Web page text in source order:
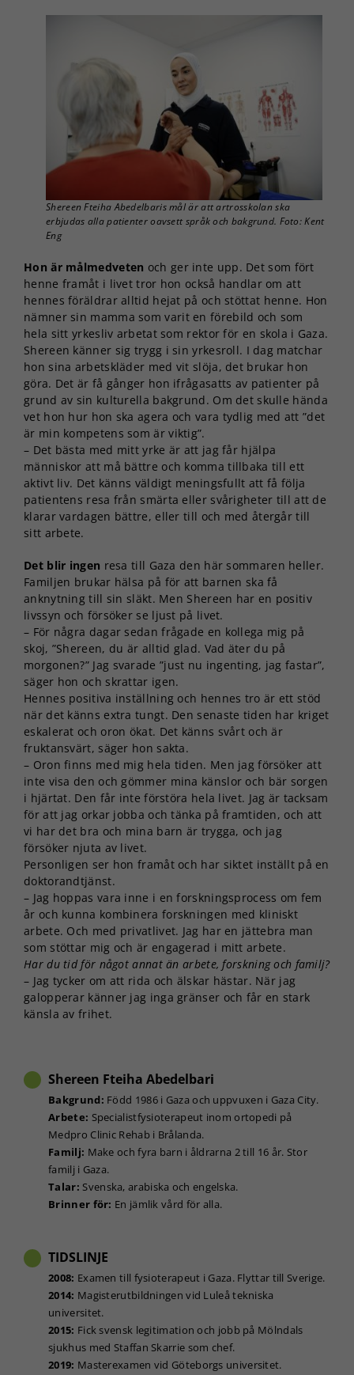
Shereen Fteiha Abedelbaris mål är att artrosskolan ska
erbjudas alla patienter oavsett språk och bakgrund. Foto: Kent
Eng
Hon är målmedveten och ger inte upp. Det som fört
henne framåt i livet tror hon också handlar om att
hennes föräldrar alltid hejat på och stöttat henne. Hon
nämner sin mamma som varit en förebild och som
hela sitt yrkesliv arbetat som rektor för en skola i Gaza.
Shereen känner sig trygg i sin yrkesroll. I dag matchar
hon sina arbetskläder med vit slöja, det brukar hon
göra. Det är få gånger hon ifrågasatts av patienter på
grund av sin kulturella bakgrund. Om det skulle hända
vet hon hur hon ska agera och vara tydlig med att ”det
är min kompetens som är viktig”.
– Det bästa med mitt yrke är att jag får hjälpa
människor att må bättre och komma tillbaka till ett
aktivt liv. Det känns väldigt meningsfullt att få följa
patientens resa från smärta eller svårigheter till att de
klarar vardagen bättre, eller till och med återgår till
sitt arbete.
Det blir ingen resa till Gaza den här sommaren heller.
Familjen brukar hälsa på för att barnen ska få
anknytning till sin släkt. Men Shereen har en positiv
livssyn och försöker se ljust på livet.
– För några dagar sedan frågade en kollega mig på
skoj, ”Shereen, du är alltid glad. Vad äter du på
morgonen?” Jag svarade ”just nu ingenting, jag fastar”,
säger hon och skrattar igen.
Hennes positiva inställning och hennes tro är ett stöd
när det känns extra tungt. Den senaste tiden har kriget
eskalerat och oron ökat. Det känns svårt och är
fruktansvärt, säger hon sakta.
– Oron finns med mig hela tiden. Men jag försöker att
inte visa den och gömmer mina känslor och bär sorgen
i hjärtat. Den får inte förstöra hela livet. Jag är tacksam
för att jag orkar jobba och tänka på framtiden, och att
vi har det bra och mina barn är trygga, och jag
försöker njuta av livet.
Personligen ser hon framåt och har siktet inställt på en
doktorandtjänst.
– Jag hoppas vara inne i en forskningsprocess om fem
år och kunna kombinera forskningen med kliniskt
arbete. Och med privatlivet. Jag har en jättebra man
som stöttar mig och är engagerad i mitt arbete.
Har du tid för något annat än arbete, forskning och familj?
– Jag tycker om att rida och älskar hästar. När jag
galopperar känner jag inga gränser och får en stark
känsla av frihet.
Shereen Fteiha Abedelbari
Bakgrund: Född 1986 i Gaza och uppvuxen i Gaza City.
Arbete: Specialistfysioterapeut inom ortopedi på
Medpro Clinic Rehab i Brålanda.
Familj: Make och fyra barn i åldrarna 2 till 16 år. Stor
familj i Gaza.
Talar: Svenska, arabiska och engelska.
Brinner för: En jämlik vård för alla.
TIDSLINJE
2008: Examen till fysioterapeut i Gaza. Flyttar till Sverige.
2014: Magisterutbildningen vid Luleå tekniska
universitet.
2015: Fick svensk legitimation och jobb på Mölndals
sjukhus med Staffan Skarrie som chef.
2019: Masterexamen vid Göteborgs universitet.
Nödvändiga
Dessa kakor
går inte att
behövs för
att hemsidan
över huvud
taget ska
fungera.
För att vi ska
kunna
förbättra
hemsidans
funktionalitet
och
uppbyggnad,
baserat på
Upplevelse
För att vår
prestera så
bra som
ditt besök.
Om du nekar
att försvinna
från
Marknadsföring